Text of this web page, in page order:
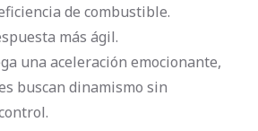
de combustible.
más ágil.
una aceleración emocionante,
buscan dinamismo sin